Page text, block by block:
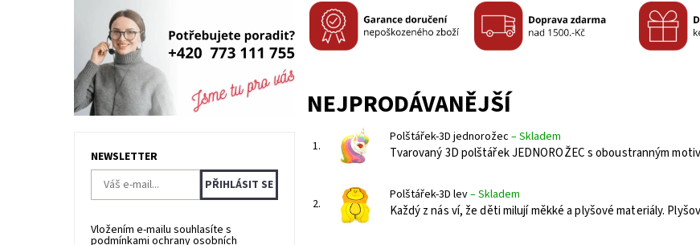
NEJPRODÁVANĚJŠÍ
1.
Polštářek-3D jednorožec –Skladem
Tvarovaný 3D polštářek JEDNOROŽEC s oboustranným
2.
Polštářek-3D lev–Skladem
Každý z nás ví, že děti milují měkké a plyšové materiály.
NEWSLETTER
Vložením e-mailu souhlasíte s
podmínkami ochrany osobních